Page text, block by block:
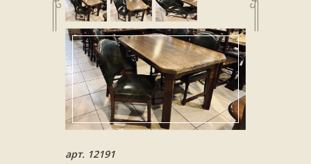
арт. 12191